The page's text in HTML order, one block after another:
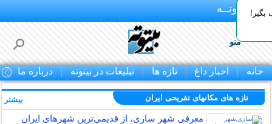
بـیتوتــه
منو
خانه اخبار داغ تازه ها تبلیغات در بیتوته درباره ما
تازه های مکانهای تفریحی ايران
معرفی شهر ساری، از قدیمی‌ترین شهرهای ایران
بیشتر